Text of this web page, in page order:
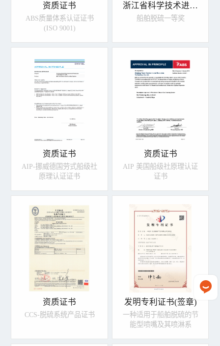
资质证书
ABS质量体系认证证书
(ISO 9001)
浙江省科学技术进步
奖
船舶脱硫一等奖
资质证书
AIP-挪威德国劳式船级社
原理认证证书
资质证书
AIP 美国船级社原理认证
证书
资质证书
CCS-脱硫系统产品证书
发明专利证书(签章)
一种适用于船舶脱硫的节
能型喷嘴及其喷淋系